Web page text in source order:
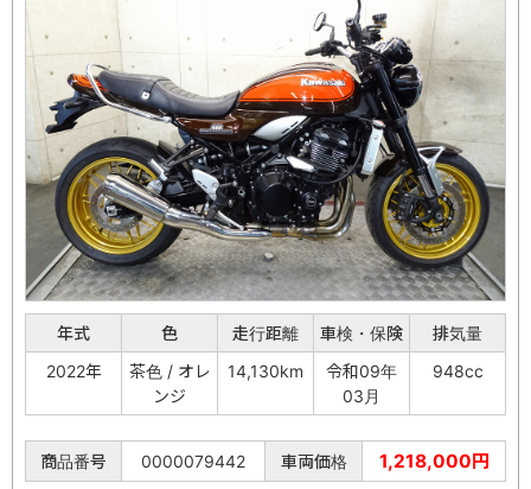
年式 色 走行距離 車検・保険
排気量
2022年
茶色 / オレ
ンジ
14,130km
令和09年
03月
948cc
商品番号 0000079442 車両価格 1,218,000円